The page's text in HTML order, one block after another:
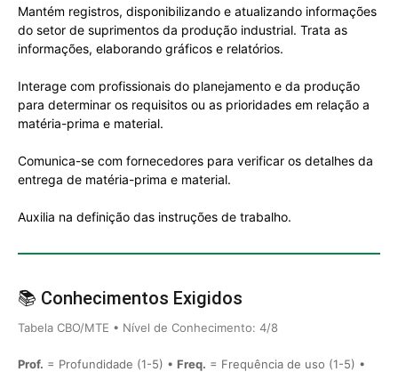
Mantém registros, disponibilizando e atualizando informações
do setor de suprimentos da produção industrial. Trata as
informações, elaborando gráficos e relatórios.
Interage com profissionais do planejamento e da produção
para determinar os requisitos ou as prioridades em relação a
matéria-prima e material.
Comunica-se com fornecedores para verificar os detalhes da
entrega de matéria-prima e material.
Auxilia na definição das instruções de trabalho.
📚 Conhecimentos Exigidos
Tabela CBO/MTE • Nível de Conhecimento: 4/8
Prof. = Profundidade (1-5) • Freq. = Frequência de uso (1-5) •